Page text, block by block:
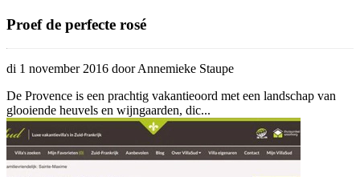
Proef de perfecte rosé
di 1 november 2016 door Annemieke Staupe
De Provence is een prachtig vakantieoord met een landschap van
glooiende heuvels en wijngaarden, dic...